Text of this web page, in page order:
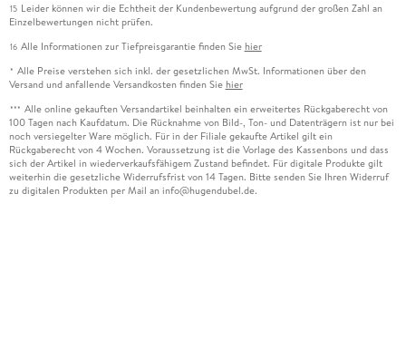
15 Leider können wir die Echtheit der Kundenbewertung aufgrund der großen Zahl an
Einzelbewertungen nicht prüfen.
16 Alle Informationen zur Tiefpreisgarantie finden Sie hier
* Alle Preise verstehen sich inkl. der gesetzlichen MwSt. Informationen über den
Versand und anfallende Versandkosten finden Sie hier
*** Alle online gekauften Versandartikel beinhalten ein erweitertes Rückgaberecht von
100 Tagen nach Kaufdatum. Die Rücknahme von Bild-, Ton- und Datenträgern ist nur bei
noch versiegelter Ware möglich. Für in der Filiale gekaufte Artikel gilt ein
Rückgaberecht von 4 Wochen. Voraussetzung ist die Vorlage des Kassenbons und dass
sich der Artikel in wiederverkaufsfähigem Zustand befindet. Für digitale Produkte gilt
weiterhin die gesetzliche Widerrufsfrist von 14 Tagen. Bitte senden Sie Ihren Widerruf
zu digitalen Produkten per Mail an info@hugendubel.de.